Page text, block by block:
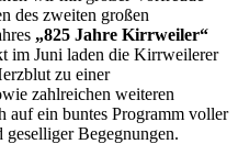
des zweiten großen
„825 Jahre Kirrweiler“
im Juni laden die Kirrweilerer
zu einer
zahlreichen weiteren
auf ein buntes Programm voller
Begegnungen.